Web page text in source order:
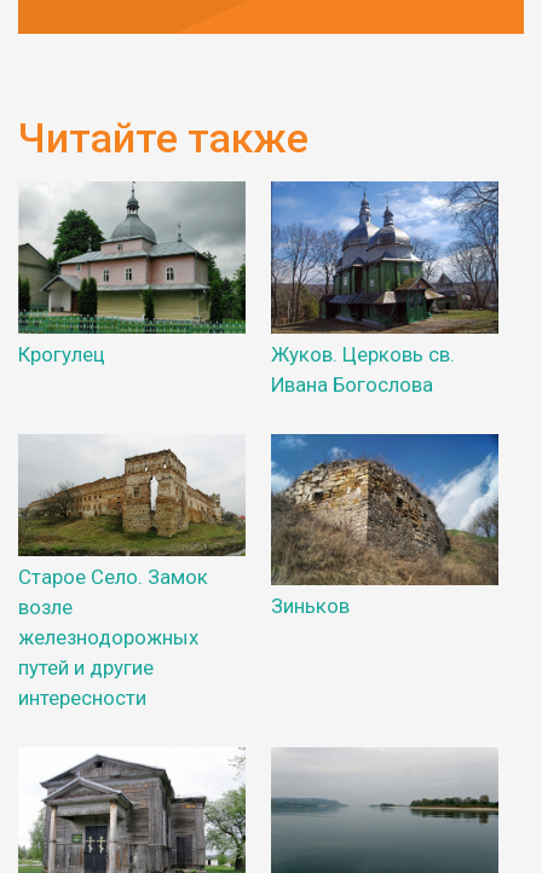
Читайте также
Крогулец
Жуков. Церковь св.
Ивана Богослова
Старое Село. Замок
возле
железнодорожных
путей и другие
интересности
Зиньков